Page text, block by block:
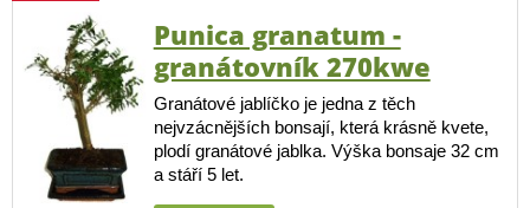
Punica granatum -
granátovník 270kwe
Granátové jablíčko je jedna z těch
nejvzácnějších bonsají, která krásně kvete,
plodí granátové jablka. Výška bonsaje 32 cm
a stáří 5 let.